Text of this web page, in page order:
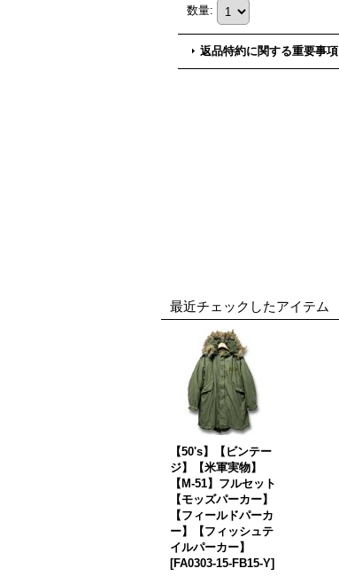
数量:
返品特約に関する重要事項
最近チェックしたアイテム
【50's】【ビンテー
ジ】【米軍実物】
【M-51】フルセット
【モッズパーカー】
【フィールドパーカ
ー】【フィッシュテ
イルパーカー】
[FA0303-15-FB15-Y]